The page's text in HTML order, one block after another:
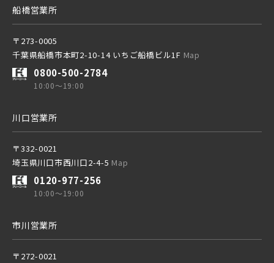
船橋営業所
〒273-0005
千葉県船橋市本町2-10-14 いちご船橋ビル1F Map
0800-500-2784
10:00～19:00
川口営業所
〒332-0021
埼玉県川口市西川口2-4-5 Map
0120-977-256
10:00～19:00
市川営業所
〒272-0021